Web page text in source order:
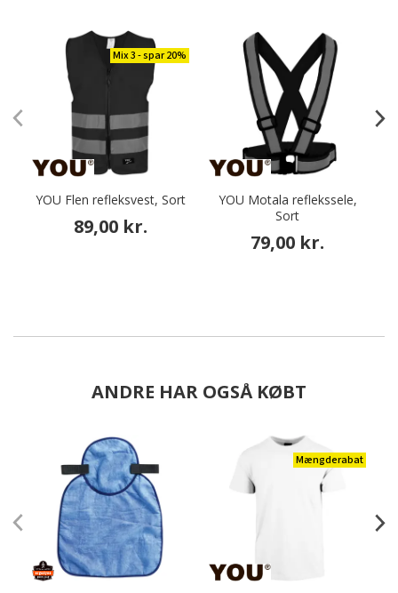
Mix 3 - spar 20%
YOU Flen refleksvest, Sort
89,00 kr.
YOU Motala reflekssele,
Sort
79,00 kr.
ANDRE HAR OGSÅ KØBT
Mængderabat